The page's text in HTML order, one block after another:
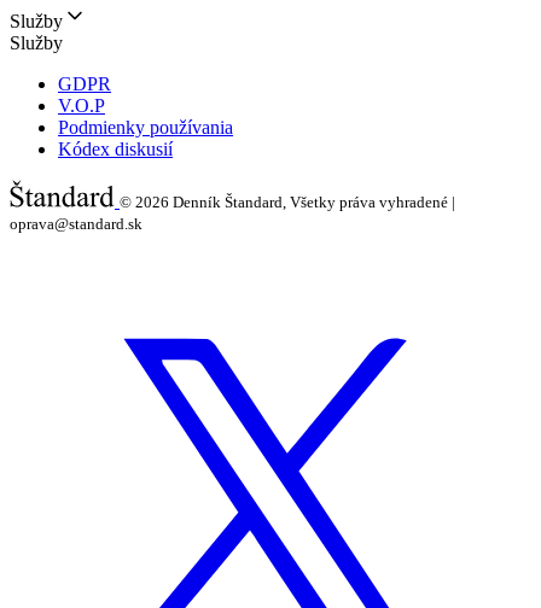
Služby
Služby
GDPR
V.O.P
Podmienky používania
Kódex diskusií
© 2026 Denník Štandard, Všetky práva vyhradené |
oprava@standard.sk